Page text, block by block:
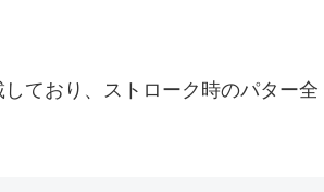
ており、ストローク時のパター全